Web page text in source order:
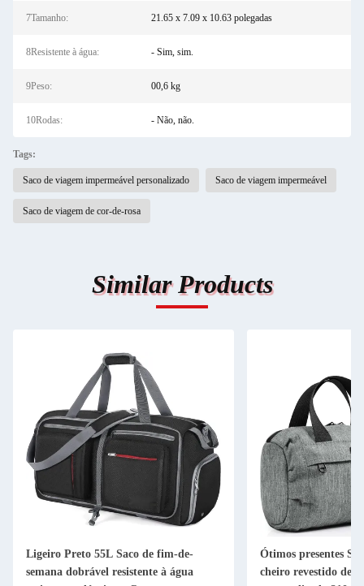
7Tamanho: 21.65 x 7.09 x 10.63 polegadas
8Resistente à água: - Sim, sim.
9Peso: 00,6 kg
10Rodas: - Não, não.
Tags:
Saco de viagem impermeável personalizado Saco de viagem impermeável
Saco de viagem de cor-de-rosa
Similar Products
Ligeiro Preto 55L Saco de fim-de-
semana dobrável resistente à água
Ótimos presentes
cheiro revestido de